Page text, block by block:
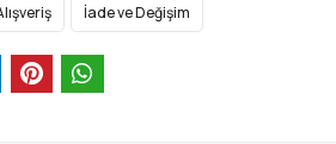
İade ve Değişim